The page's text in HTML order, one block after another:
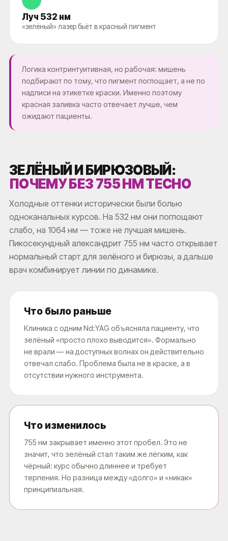
Луч 532 нм
«зелёный» лазер бьёт в красный пигмент
Логика контринтуитивная, но рабочая: мишень
подбирают по тому, что пигмент поглощает, а не по
надписи на этикетке краски. Именно поэтому
красная заливка часто отвечает лучше, чем
ожидают пациенты.
ЗЕЛЁНЫЙ И БИРЮЗОВЫЙ:
ПОЧЕМУ БЕЗ 755 НМ ТЕСНО
Холодные оттенки исторически были болью
одноканальных курсов. На 532 нм они поглощают
слабо, на 1064 нм — тоже не лучшая мишень.
Пикосекундный александрит 755 нм часто открывает
нормальный старт для зелёного и бирюзы, а дальше
врач комбинирует линии по динамике.
Что было раньше
Клиника с одним Nd:YAG объясняла пациенту, что
зелёный «просто плохо выводится». Формально
не врали — на доступных волнах он действительно
отвечал слабо. Проблема была не в краске, а в
отсутствии нужного инструмента.
Что изменилось
755 нм закрывает именно этот пробел. Это не
значит, что зелёный стал таким же лёгким, как
чёрный: курс обычно длиннее и требует
терпения. Но разница между «долго» и «никак»
принципиальная.